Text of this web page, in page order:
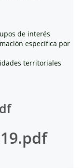
de interés
específica por
territoriales